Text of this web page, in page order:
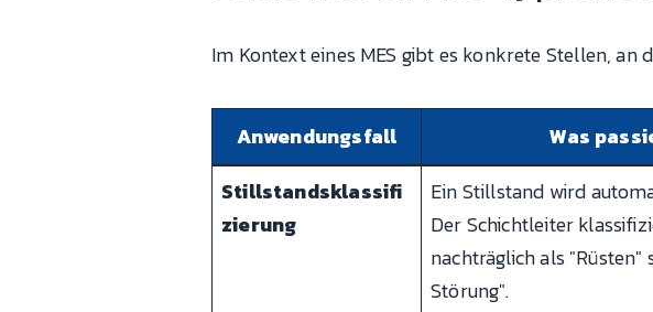
Im Kontext eines MES gibt es konkrete Stellen, an
Anwendungsfall Was
Stillstandsklassifi
zierung
Ein Stillstand wird
Der Schichtleiter
nachträglich als "Rüsten"
Störung".